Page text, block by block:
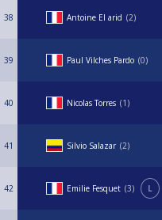
38 Antoine El arid 2
39 Paul Vilches Pardo 0
40 Nicolas Torres 1
41 Silvio Salazar 2
42 Emilie Fesquet 3 L